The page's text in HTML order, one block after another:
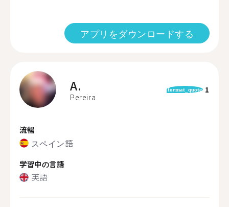
アプリをダウンロードする
A.
Pereira
format_quote 1
流暢
スペイン語
学習中の言語
英語